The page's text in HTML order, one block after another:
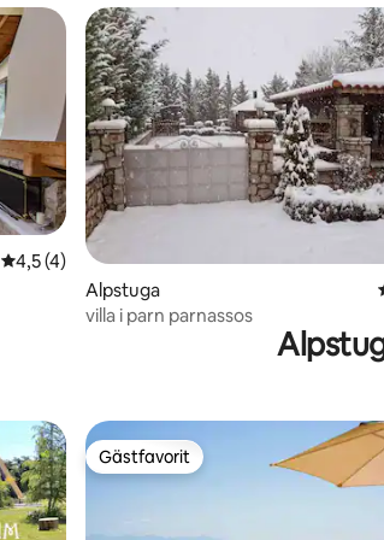
4,5 av 5 i genomsnittligt betyg, 4 omdömen
4,5 (4)
Alpstuga
villa i parn parnassos
Gästfavorit
Gästfavorit